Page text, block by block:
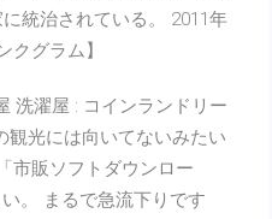
統治されている。 2011年
グラム】
洗濯屋 : コインランドリー
観光には向いてないみたい
市販ソフトダウンロー
。 まるで急流下りです